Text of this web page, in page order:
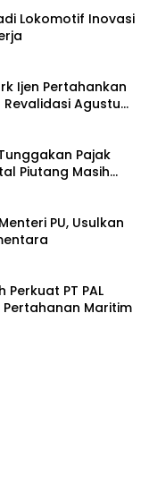
Lokomotif Inovasi
Ijen Pertahankan
Revalidasi Agustus
Pajak
Piutang Masih
PU, Usulkan
PT PAL
Maritim